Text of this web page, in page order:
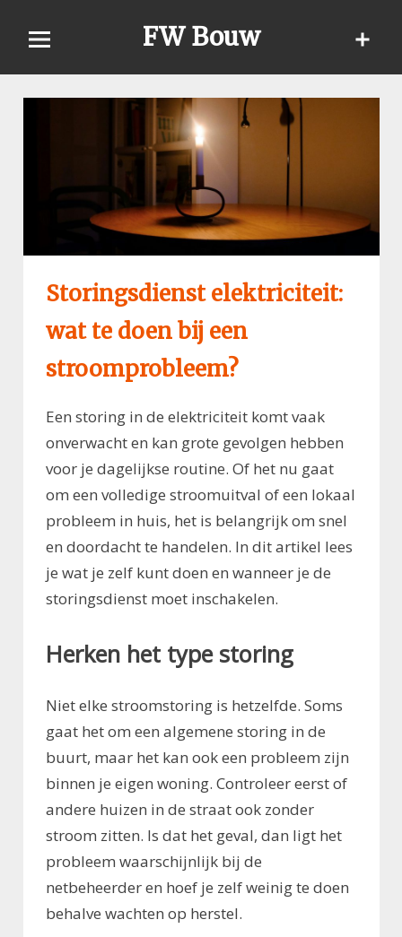
FW Bouw
Storingsdienst elektriciteit:
wat te doen bij een
stroomprobleem?
Een storing in de elektriciteit komt vaak
onverwacht en kan grote gevolgen hebben
voor je dagelijkse routine. Of het nu gaat
om een volledige stroomuitval of een lokaal
probleem in huis, het is belangrijk om snel
en doordacht te handelen. In dit artikel lees
je wat je zelf kunt doen en wanneer je de
storingsdienst moet inschakelen.
Herken het type storing
Niet elke stroomstoring is hetzelfde. Soms
gaat het om een algemene storing in de
buurt, maar het kan ook een probleem zijn
binnen je eigen woning. Controleer eerst of
andere huizen in de straat ook zonder
stroom zitten. Is dat het geval, dan ligt het
probleem waarschijnlijk bij de
netbeheerder en hoef je zelf weinig te doen
behalve wachten op herstel.